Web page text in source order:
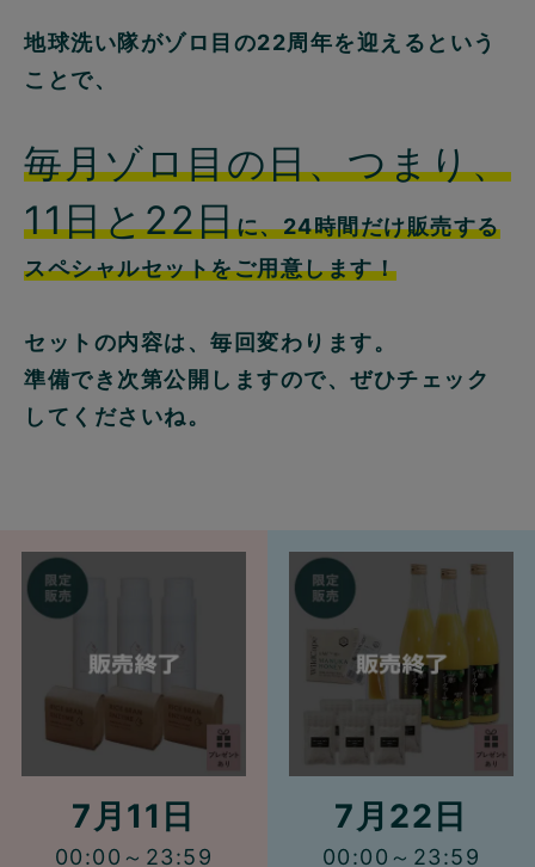
地球洗い隊がゾロ目の22周年を迎えるという
ことで、
毎月ゾロ目の日、つまり、
11日と22日に、24時間だけ販売する
スペシャルセットをご用意します！
セットの内容は、毎回変わります。
準備でき次第公開しますので、ぜひチェック
してくださいね。
7月11日
00:00～23:59
7月22日
00:00～23:59